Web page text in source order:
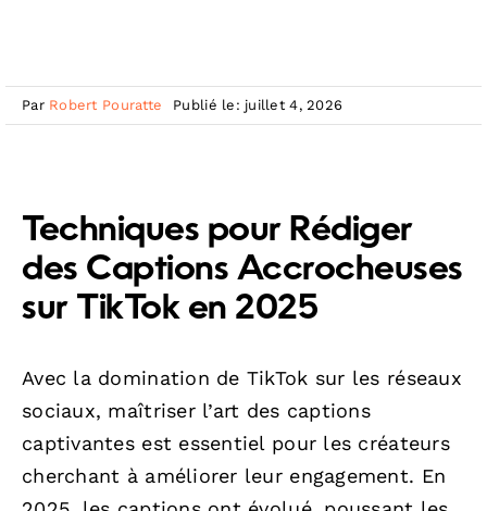
Par Robert Pouratte Publié le: juillet 4, 2026
Techniques pour Rédiger
des Captions Accrocheuses
sur TikTok en 2025
Avec la domination de TikTok sur les réseaux
sociaux, maîtriser l’art des captions
captivantes est essentiel pour les créateurs
cherchant à améliorer leur engagement. En